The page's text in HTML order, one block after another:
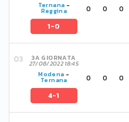
Ternana -
Reggina
1-0
0 0 0
3A GIORNATA
27/08/2022 18:45
Modena -
Ternana
4-1
0 0 0